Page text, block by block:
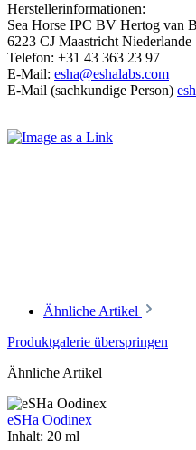
Herstellerinformationen:
Sea Horse IPC BV Hertog van
6223 CJ Maastricht Niederlande
Telefon: +31 43 363 23 97
E-Mail: esha@eshalabs.com
E-Mail (sachkundige Person)
Ähnliche Artikel
Produktgalerie überspringen
Ähnliche Artikel
eSHa Oodinex
Inhalt: 20 ml